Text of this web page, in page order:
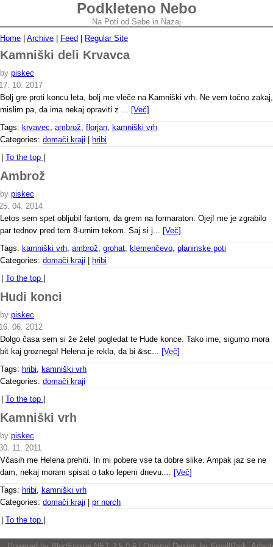
Podkleteno Nebo
Na Poti od Sebe in Nazaj
Home
Archive Feed Regular Site
Kamniški deli Krvavca
by piskec
10. 2017
Bolj gre proti koncu leta, bolj me vleče na Kamniški vrh. Ne vem točno zakaj,
mislim pa, da ima nekaj opraviti z ... [Več]
Tags: krvavec, ambrož, florjan, kamniški vrh
Categories: domači kraji
hribi
To the top
Ambrož
by piskec
04. 2014
Letos sem spet obljubil fantom, da grem na formaraton. Ojej! me je zgrabilo
par tednov pred tem 8-urnim tekom. Saj si j... [Več]
Tags: kamniški vrh, ambrož, grohat, klemenčevo, planinske poti
Categories: domači kraji
hribi
To the top
Hudi konci
by piskec
06. 2012
Dolgo časa sem si že želel pogledat te Hude konce. Tako ime, sigurno mora
bit kaj groznega! Helena je rekla, da bi &sc... [Več]
Tags: hribi, kamniški vrh
Categories: domači kraji
To the top
Kamniški vrh
by piskec
11. 2011
Včasih me Helena prehiti. In mi pobere vse ta dobre slike. Ampak jaz se ne
dam, nekaj moram spisat o tako lepem dnevu.... [Več]
Tags: hribi, kamniški vrh
Categories: domači kraji
pr norch
To the top